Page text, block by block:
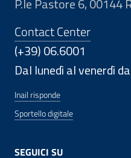
Contact Center
(+39) 06.6001
Dal lunedì al venerdì
Inail risponde
Sportello digitale
SEGUICI SU